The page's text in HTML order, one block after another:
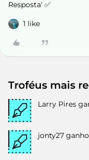
Resposta' ✅
1 like
Troféus mais
Larry Pires
jonty27